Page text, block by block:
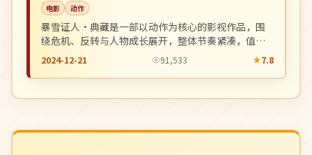
电影 动作
暴雪证人·典藏是一部以动作为核心的影视作品，围
绕危机、反转与人物成长展开，整体节奏紧凑，值得
推荐观看。
2024-12-21 91,533 7.8